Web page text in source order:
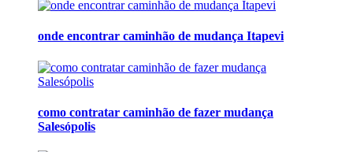
onde encontrar caminhão de mudança Itapevi
como contratar caminhão de fazer mudança
Salesópolis